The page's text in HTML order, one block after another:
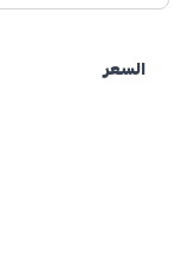
السعر